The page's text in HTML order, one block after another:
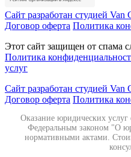
Сайт разработан студией Van
Договор оферта Политика
Этот сайт защищен от спама
Политика
услуг
Сайт разработан студией Van
Договор оферта Политика
Оказание юридических услуг
Федеральным законом "О
нормативными актами.